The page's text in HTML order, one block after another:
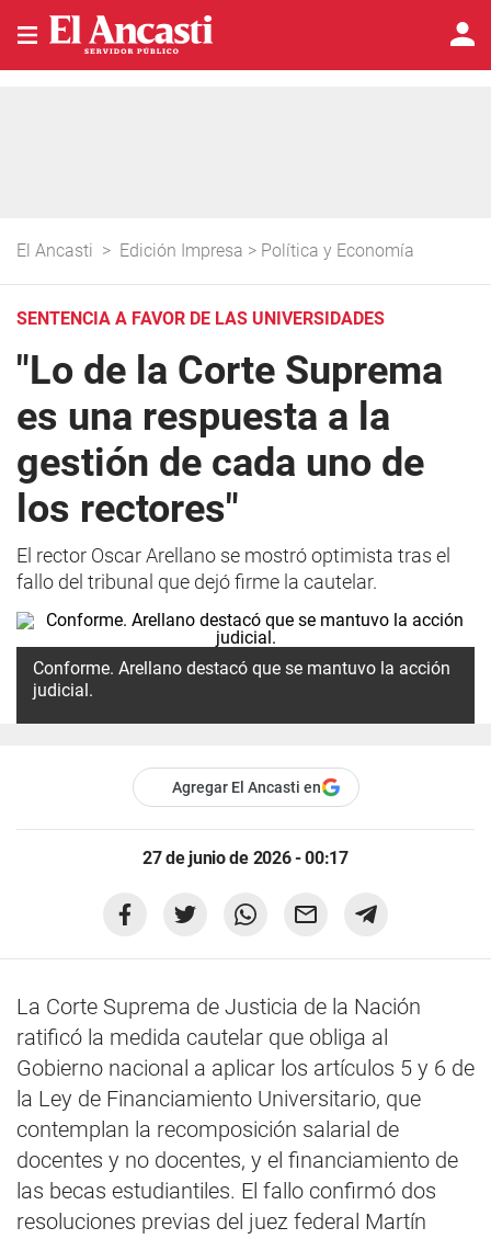
El Ancasti > Edición Impresa > Política y Economía
SENTENCIA A FAVOR DE LAS UNIVERSIDADES
"Lo de la Corte Suprema
es una respuesta a la
gestión de cada uno de
los rectores"
El rector Oscar Arellano se mostró optimista tras el
fallo del tribunal que dejó firme la cautelar.
Conforme. Arellano destacó que se mantuvo la acción
judicial.
Agregar El Ancasti en
27 de junio de 2026 - 00:17
La Corte Suprema de Justicia de la Nación
ratificó la medida cautelar que obliga al
Gobierno nacional a aplicar los artículos 5 y 6 de
la Ley de Financiamiento Universitario, que
contemplan la recomposición salarial de
docentes y no docentes, y el financiamiento de
las becas estudiantiles. El fallo confirmó dos
resoluciones previas del juez federal Martín